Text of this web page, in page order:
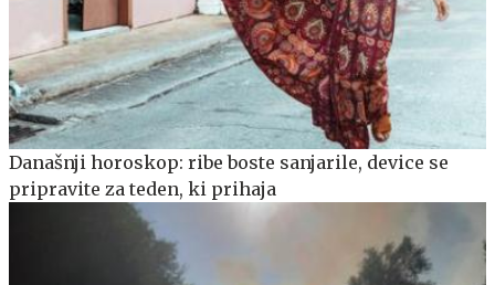
Današnji horoskop: ribe boste sanjarile, device se
pripravite za teden, ki prihaja